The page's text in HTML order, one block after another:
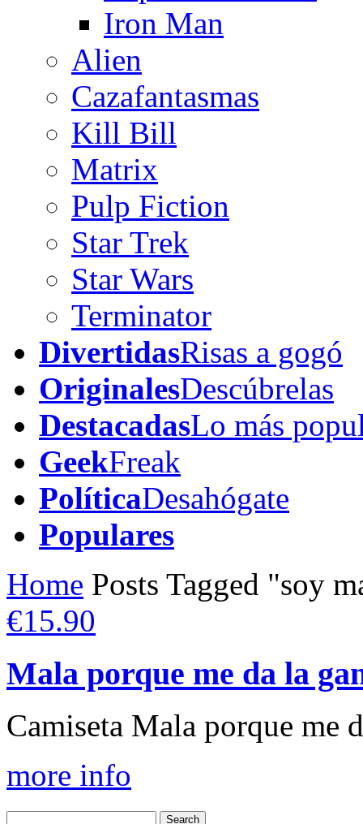
Iron Man
Alien
Cazafantasmas
Kill Bill
Matrix
Pulp Fiction
Star Trek
Star Wars
Terminator
DivertidasRisas a gogó
OriginalesDescúbrelas
DestacadasLo más
GeekFreak
PolíticaDesahógate
Populares
Home Posts Tagged "soy
€15.90
Mala porque me da la
Camiseta Mala porque me
more info